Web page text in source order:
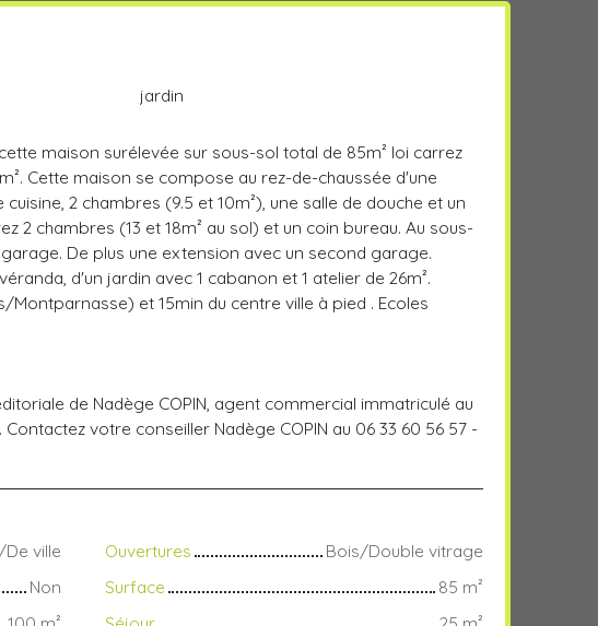
jardin
maison surélevée sur sous-sol total de 85m² loi carrez
Cette maison se compose au rez-de-chaussée d'une
2 chambres (9.5 et 10m²), une salle de douche et un
2 chambres (13 et 18m² au sol) et un coin bureau. Au sous-
De plus une extension avec un second garage.
d'un jardin avec 1 cabanon et 1 atelier de 26m².
et 15min du centre ville à pied . Ecoles
de Nadège COPIN, agent commercial immatriculé au
Contactez votre conseiller Nadège COPIN au 06 33 60 56 57 -
De ville Ouvertures
Bois/Double vitrage
Non Surface 85 m²